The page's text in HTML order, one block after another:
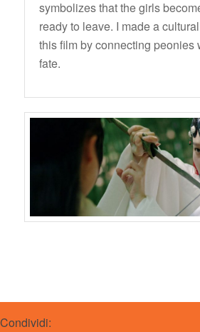
symbolizes that the girls
ready to leave. I made a
this film by connecting peonies
fate.
Condividi: